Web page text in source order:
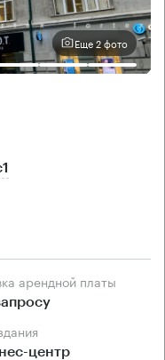
Еще 2 фото
арендной платы
центр